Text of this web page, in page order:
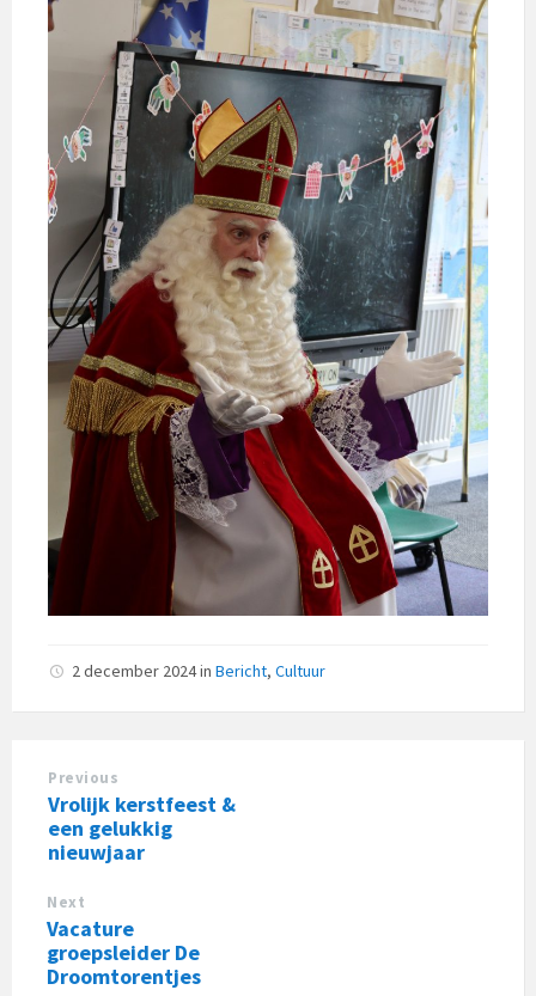
2 december 2024in Bericht, Cultuur
Previous
Vrolijk kerstfeest &
een gelukkig
nieuwjaar
Next
Vacature
groepsleider De
Droomtorentjes